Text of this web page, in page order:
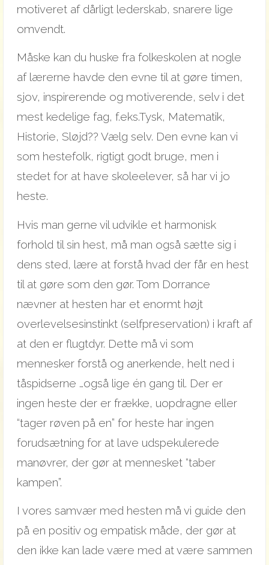
motiveret af dårligt lederskab, snarere lige
omvendt.
Måske kan du huske fra folkeskolen at nogle
af lærerne havde den evne til at gøre timen,
sjov, inspirerende og motiverende, selv i det
mest kedelige fag, f.eks.Tysk, Matematik,
Historie, Sløjd?? Vælg selv. Den evne kan vi
som hestefolk, rigtigt godt bruge, men i
stedet for at have skoleelever, så har vi jo
heste.
Hvis man gerne vil udvikle et harmonisk
forhold til sin hest, må man også sætte sig i
dens sted, lære at forstå hvad der får en hest
til at gøre som den gør. Tom Dorrance
nævner at hesten har et enormt højt
overlevelsesinstinkt (selfpreservation) i kraft af
at den er flugtdyr. Dette må vi som
mennesker forstå og anerkende, helt ned i
tåspidserne …også lige én gang til. Der er
ingen heste der er frække, uopdragne eller
“tager røven på en” for heste har ingen
forudsætning for at lave udspekulerede
manøvrer, der gør at mennesket “taber
kampen”.
I vores samvær med hesten må vi guide den
på en positiv og empatisk måde, der gør at
den ikke kan lade være med at være sammen